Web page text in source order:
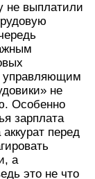
не выплатили
управляющим
не
Особенно
зарплата
перед
а
это не что